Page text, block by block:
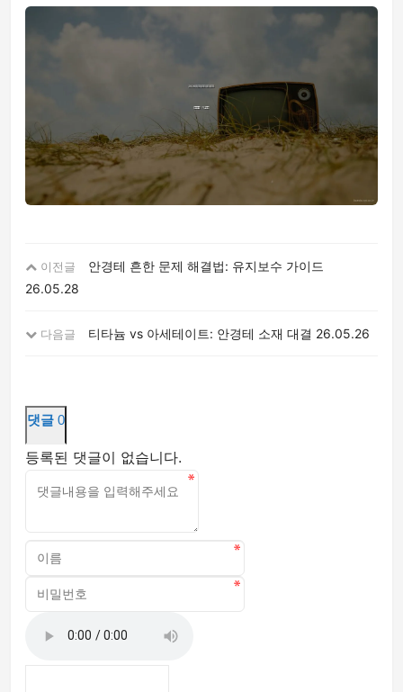
이전글
안경테 흔한 문제 해결법: 유지보수 가이드
26.05.28
다음글 티타늄 vs 아세테이트: 안경테 소재 대결 26.05.26
댓글 0
등록된 댓글이 없습니다.